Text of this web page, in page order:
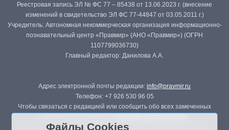
Реестровая запись ЭЛ № ФС 77 – 85438 от 13.06.2023 г. (внесение
изменений в свидетельство ЭЛ ФС 77-44847 от 03.05.2011 г.)
Учредитель: Автономная некоммерческая организация информационно-
познавательный центр «Правмир» (АНО «Правмир») (ОГРН
1107799036730)
Главный редактор: Данилова А.А.
Адрес электронной почты редакции: info@pravmir.ru
Телефон: +7 926 530 96 05
Чтобы связаться с редакцией или сообщить обо всех замеченных
Файлы Cookies